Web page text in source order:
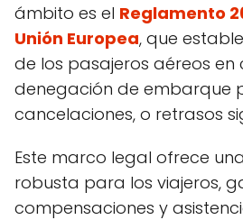
ámbito es el Reglamento
Unión Europea, que
de los pasajeros aéreos en
denegación de embarque
cancelaciones, o retrasos
Este marco legal ofrece
robusta para los viajeros,
compensaciones y